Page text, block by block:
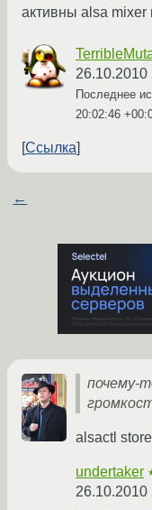
активны alsa mixer
26.10.2010
Последнее
20:02:46
Ссылка
←
почему-
alsactl
undertaker
26.10.2010